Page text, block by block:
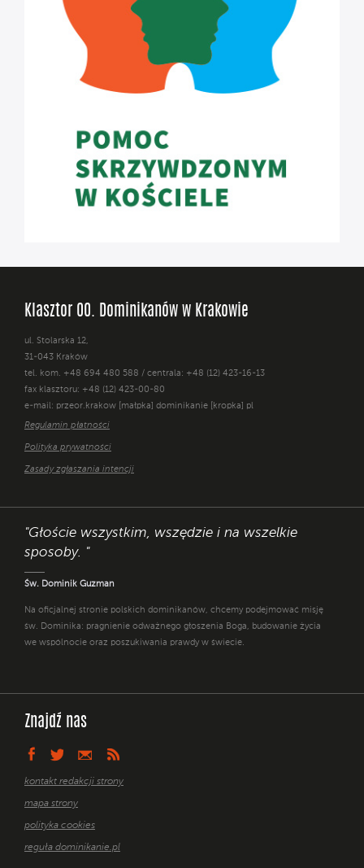
Klasztor OO. Dominikanów w Krakowie
ul. Stolarska 12,
31-043 Kraków
tel. kom. +48 694 480 588 / centrala: +48 (12) 423-16-13
fax klasztoru: +48 (12) 423-00-80
e-mail: przeor.krakow [małpka] dominikanie [kropka] pl
Regulamin płatności
Polityka prywatności
Zasady zgłaszania intencji
"Głoście wszystkim, wszędzie i na wszelkie
sposoby. "
Św. Dominik Guzman
Na oficjalnej stronie polskich dominikanów, chcemy podejmować misję
św. Dominika: pragnienie odważnego głoszenia Boga, budowanie życia
we wspólnocie oraz poszukiwania prawdy w świecie.
Znajdź nas
kontakt redakcji strony
mapa strony
polityka cookies
reguła dominikanie.pl